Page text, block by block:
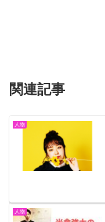
関連記事
人物
人物